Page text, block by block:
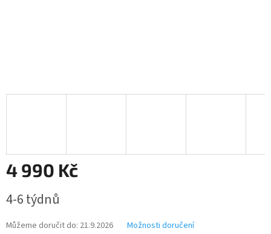
4 990 Kč
cena:
4-6 týdnů
Můžeme doručit do: 21.9.2026 Možnosti doručení